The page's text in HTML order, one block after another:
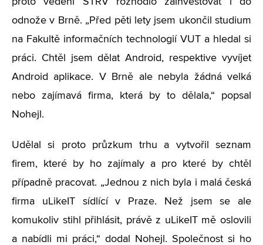
odnože v Brně. „Před pěti lety jsem ukončil studium
na Fakultě informačních technologií VUT a hledal si
práci. Chtěl jsem dělat Android, respektive vyvíjet
Android aplikace. V Brně ale nebyla žádná velká
nebo zajímavá firma, která by to dělala,“ popsal
Nohejl.
Udělal si proto průzkum trhu a vytvořil seznam
firem, které by ho zajímaly a pro které by chtěl
případně pracovat. „Jednou z nich byla i malá česká
firma uLikeIT sídlící v Praze. Než jsem se ale
komukoliv stihl přihlásit, právě z uLikeIT mě oslovili
a nabídli mi práci,“ dodal Nohejl. Společnost si ho